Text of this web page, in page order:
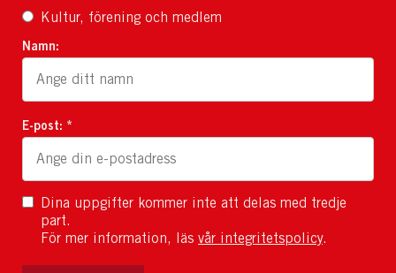
Kultur, förening och medlem
Namn:
E-post: *
Dina uppgifter kommer inte att delas med tredje
part.
För mer information, läs vår integritetspolicy.